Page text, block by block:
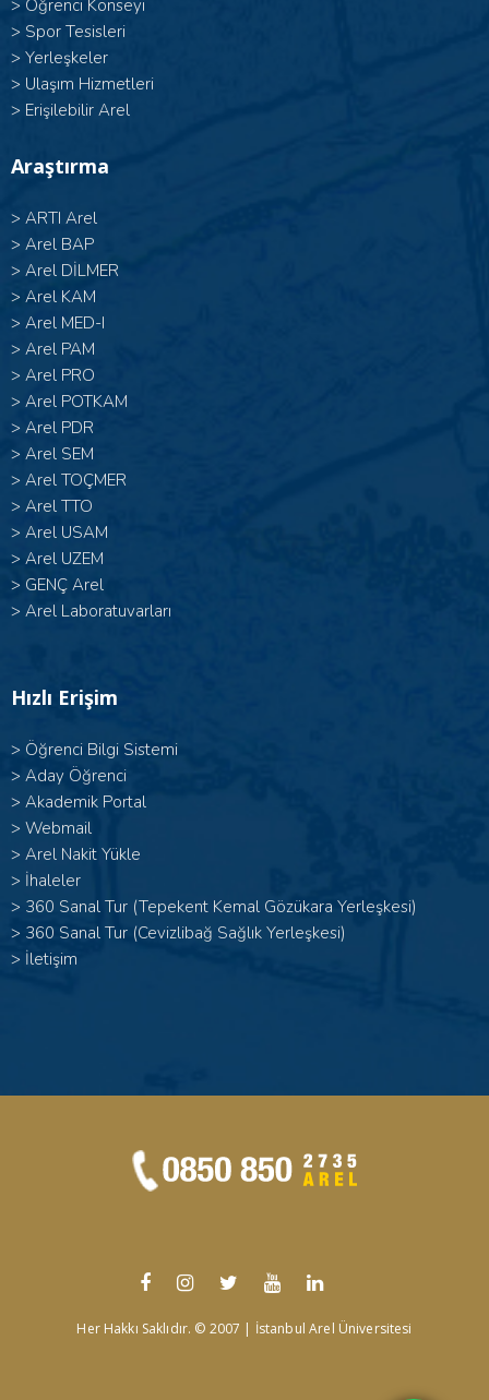
> Öğrenci Konseyi
> Spor Tesisleri
> Yerleşkeler
> Ulaşım Hizmetleri
> Erişilebilir Arel
Araştırma
> ARTI Arel
> Arel BAP
> Arel DİLMER
> Arel KAM
> Arel MED-I
> Arel PAM
> Arel PRO
> Arel POTKAM
> Arel PDR
> Arel SEM
> Arel TOÇMER
> Arel TTO
> Arel USAM
> Arel UZEM
> GENÇ Arel
> Arel Laboratuvarları
Hızlı Erişim
> Öğrenci Bilgi Sistemi
> Aday Öğrenci
> Akademik Portal
> Webmail
> Arel Nakit Yükle
> İhaleler
> 360 Sanal Tur (Tepekent Kemal Gözükara Yerleşkesi)
> 360 Sanal Tur (Cevizlibağ Sağlık Yerleşkesi)
> İletişim
Her Hakkı Saklıdır. © 2007 | İstanbul Arel Üniversitesi